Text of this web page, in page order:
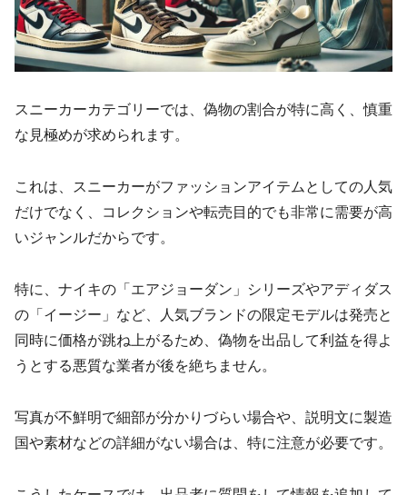
スニーカーカテゴリーでは、偽物の割合が特に高く、慎重
な見極めが求められます。
これは、スニーカーがファッションアイテムとしての人気
だけでなく、コレクションや転売目的でも非常に需要が高
いジャンルだからです。
特に、ナイキの「エアジョーダン」シリーズやアディダス
の「イージー」など、人気ブランドの限定モデルは発売と
同時に価格が跳ね上がるため、偽物を出品して利益を得よ
うとする悪質な業者が後を絶ちません。
写真が不鮮明で細部が分かりづらい場合や、説明文に製造
国や素材などの詳細がない場合は、特に注意が必要です。